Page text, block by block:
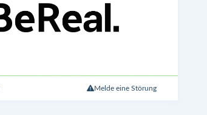
Melde eine Störung